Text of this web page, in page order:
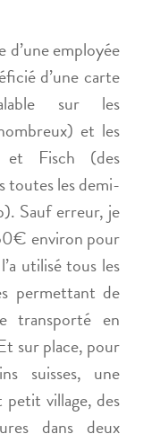
d’une employée
d’une carte
sur les
et les
Fisch (des
toutes les demi-
Sauf erreur, je
environ pour
utilisé tous les
permettant de
transporté en
sur place, pour
suisses, une
village, des
dans deux